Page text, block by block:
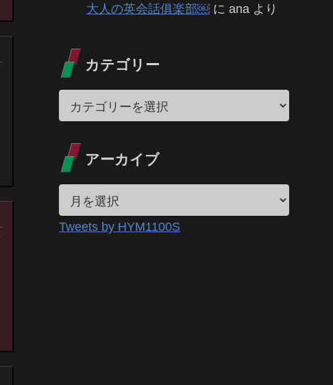
大人の英会話俱楽部￼ に ana より
カテゴリー
アーカイブ
Tweets by HYM1100S